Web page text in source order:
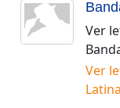
Ver
Ver
Latina